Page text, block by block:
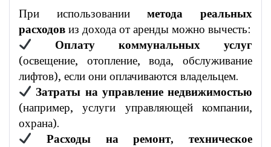
При использованииметода реальных
расходов из дохода от аренды можно вычесть:
Оплату коммунальных услуг
(освещение, отопление, вода, обслуживание
лифтов), если они оплачиваются владельцем.
Затраты на управление недвижимостью
(например, услуги управляющей компании,
охрана).
Расходы на ремонт, техническое